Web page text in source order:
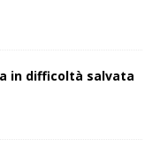
in difficoltà salvata